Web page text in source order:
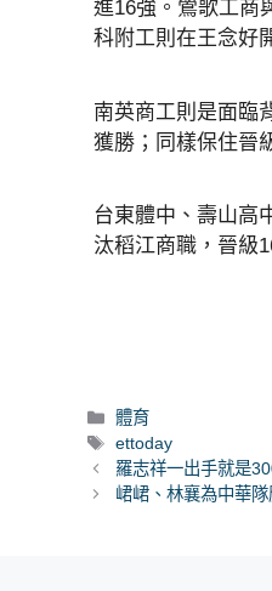
進16強。鶯歌工商
科附工則在王念好
南英商工則是面臨
獲勝；同樣保住晉
台東體中、壽山高
汰稻江商職，晉級
分
類
體育
標
籤
ettoday
羅志祥一出手就是
峮峮、林襄為中華